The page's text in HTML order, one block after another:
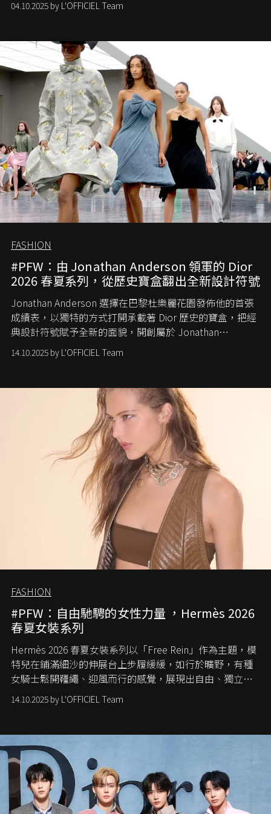
難已救回，開雲集團任命成功曾翻轉 Balenciaga 的愛將
團市值一日蒸發 30 億美元，大眾擔心走得太前的 Demna
會忽略品牌的美學基礎，最後變成三不像。而從剛剛推出
的首作所造成的話題及關注度，我們便知道 Demna 沒這麼
簡單，一個嶄新的 Gucci 時代已經展開！
04.10.2025 by L'OFFICIEL Team
FASHION
#PFW：由 Jonathan Anderson 領軍的 Dior
2026 春夏系列，從歷史寶盒翻出全新設計符號
Jonathan Anderson 選擇在巴黎杜樂麗花園發佈他的首張
成績表，以獨特的方式打開承載著 Dior 歷史的寶盒，把經
典設計符號賦予全新的面貌，開創屬於 Jonathan
Anderson 的 Dior 時代。
14.10.2025 by L'OFFICIEL Team
FASHION
#PFW：自由馳騁的女性力量 ，Hermès 2026
春夏女裝系列
Hermès 2026 春夏女裝系列以「Free Rein」作為主題，模
特兒在鋪滿細沙的伸展台上步履緩緩，如行於曠野，有種
女騎士鬆開韁繩、迎風而行的感覺，展現出自由、獨立與
從容的態度。
14.10.2025 by L'OFFICIEL Team